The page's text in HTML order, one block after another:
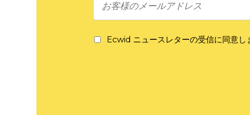
Ecwid ニュースレターの受信に同意し